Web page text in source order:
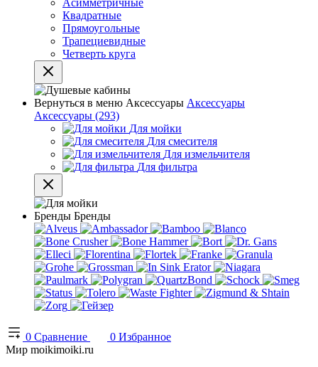
Асимметричные
Квадратные
Прямоугольные
Трапециевидные
Четверть круга
Вернуться в меню Аксессуары Аксессуары
Аксессуары (293)
Для мойки
Для смесителя
Для измельчителя
Для фильтра
Бренды Бренды
0 Сравнение 0 Избранное
Мир moikimoiki.ru